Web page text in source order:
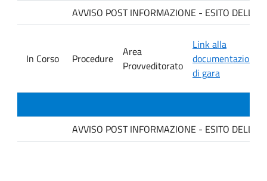
AVVISO POST INFORMAZIONE - ESITO
In Corso Procedure
Area
Provveditorato
Link alla
documentazione
di gara
AVVISO POST INFORMAZIONE - ESITO